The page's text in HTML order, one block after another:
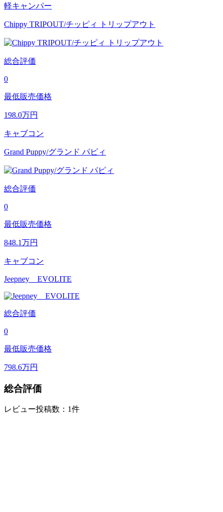
軽キャンパー
Chippy TRIPOUT/チッピィ トリップアウト
総合評価
0
最低販売価格
198.0万円
キャブコン
Grand Puppy/グランド パピィ
総合評価
0
最低販売価格
848.1万円
キャブコン
Jeepney EVOLITE
総合評価
0
最低販売価格
798.6万円
総合評価
レビュー投稿数：1件